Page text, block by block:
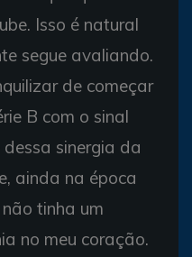
Isso é natural
segue avaliando.
de começar
B com o sinal
sinergia da
ainda na época
tinha um
no meu coração.